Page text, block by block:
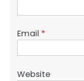
Email *
Website